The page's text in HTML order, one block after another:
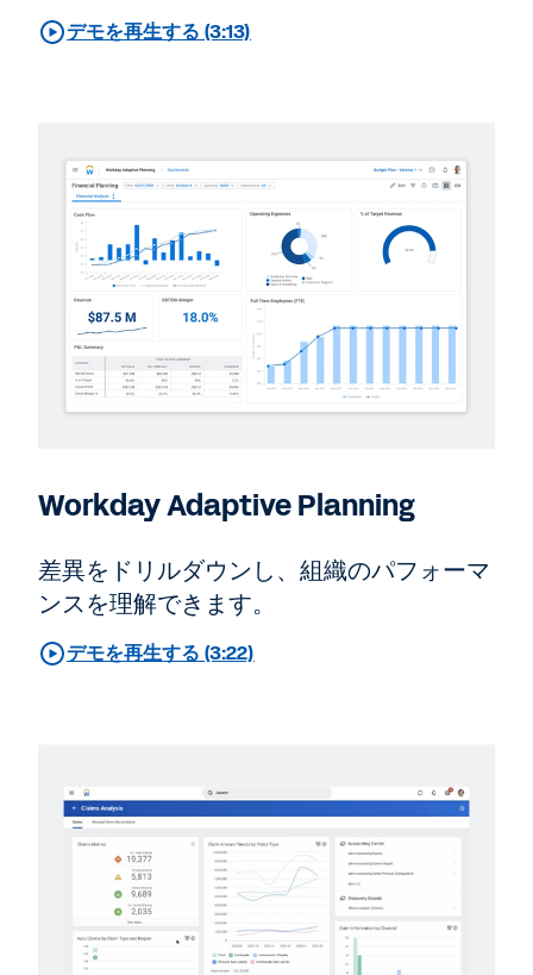
デモを再生する (3:13)
Workday Adaptive Planning
差異をドリルダウンし、組織のパフォーマ
ンスを理解できます。
デモを再生する (3:22)